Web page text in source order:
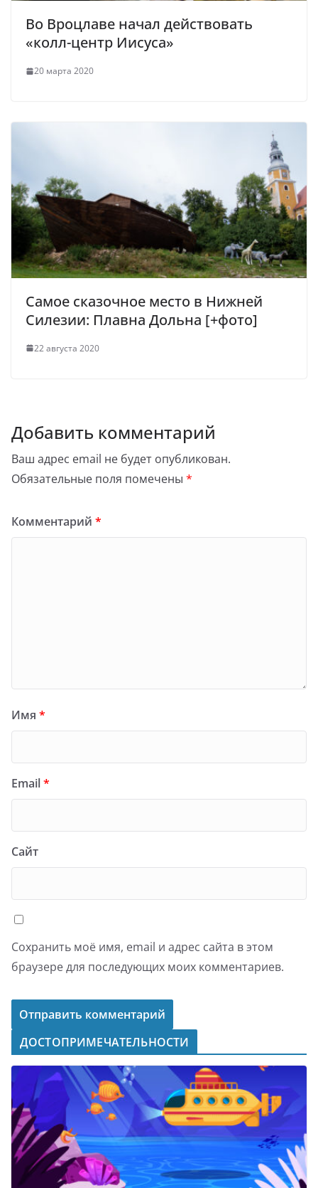
Во Вроцлаве начал действовать
«колл-центр Иисуса»
20 марта 2020
Самое сказочное место в Нижней
Силезии: Плавна Дольна [+фото]
22 августа 2020
Добавить комментарий
Ваш адрес email не будет опубликован.
Обязательные поля помечены *
Комментарий *
Имя *
Email*
Сайт
Сохранить моё имя, email и адрес сайта в этом
браузере для последующих моих комментариев.
ДОСТОПРИМЕЧАТЕЛЬНОСТИ